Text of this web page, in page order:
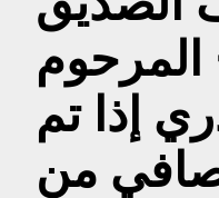
المرحوم
إذا تم
من